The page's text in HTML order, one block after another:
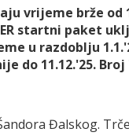
vrijeme brže od
startni paket
u razdoblju
do 11.12.'25.
Đalskog.